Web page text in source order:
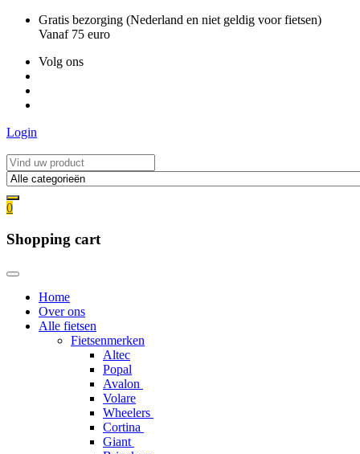
inhoud
Gratis bezorging (Nederland en niet geldig voor fietsen)
Vanaf 75 euro
Volg ons
Login
0
Shopping cart
Home
Over ons
Alle fietsen
Fietsenmerken
Altec
Popal
Avalon
Volare
Wheelers
Cortina
Giant